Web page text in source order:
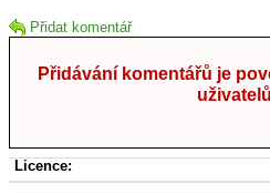
Přidat komentář
Přidávání komentářů je
Licence: